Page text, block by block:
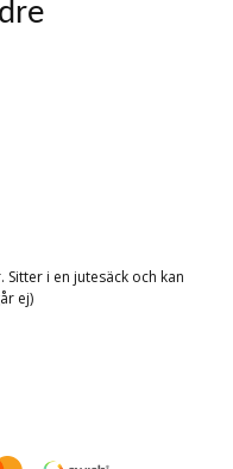
i en jutesäck och kan
ej)